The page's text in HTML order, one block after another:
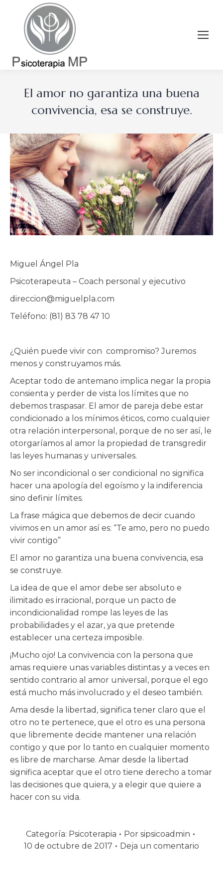
El amor no garantiza una buena
convivencia, esa se construye.
Miguel Ángel Pla
Psicoterapeuta – Coach personal y ejecutivo
direccion@miguelpla.com
Teléfono: (81) 83 78 47 10
¿Quién puede vivir con compromiso? Juremos
menos y construyamos más.
Aceptar todo de antemano implica negar la propia
consienta y perder de vista los límites que no
debemos traspasar. El amor de pareja debe estar
condicionado a los mínimos éticos, como cualquier
otra relación interpersonal, porque de no ser así, le
otorgaríamos al amor la propiedad de transgredir
las leyes humanas y universales.
No ser incondicional o ser condicional no significa
hacer una apología del egoísmo y la indiferencia
sino definir límites.
La frase mágica que debemos de decir cuando
vivimos en un amor así es: “Te amo, pero no puedo
vivir contigo”
El amor no garantiza una buena convivencia, esa
se construye.
La idea de que el amor debe ser absoluto e
ilimitado es irracional, porque un pacto de
incondicionalidad rompe las leyes de las
probabilidades y el azar, ya que pretende
establecer una certeza imposible.
¡Mucho ojo! La convivencia con la persona que
amas requiere unas variables distintas y a veces en
sentido contrario al amor universal, porque el ego
está mucho más involucrado y el deseo también.
Ama desde la libertad, significa tener claro que el
otro no te pertenece, que el otro es una persona
que libremente decide mantener una relación
contigo y que por lo tanto en cualquier momento
es libre de marcharse. Amar desde la libertad
significa aceptar que el otro tiene derecho a tomar
las decisiones que quiera, y a elegir que quiere a
hacer con su vida.
Categoría: Psicoterapia Por sipsicoadmin
10 de octubre de 2017
Deja un comentario